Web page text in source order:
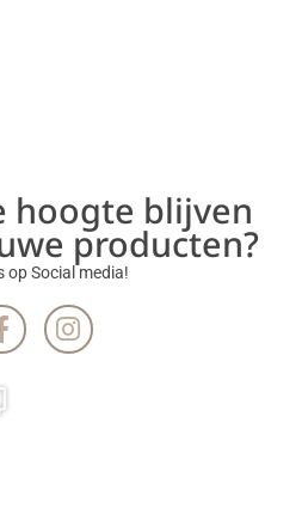
hoogte blijven
producten?
op Social media!